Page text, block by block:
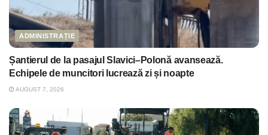
ADMINISTRAȚIE
Șantierul de la pasajul Slavici–Polonă avansează.
Echipele de muncitori lucrează zi și noapte
AUGUST 7, 2026